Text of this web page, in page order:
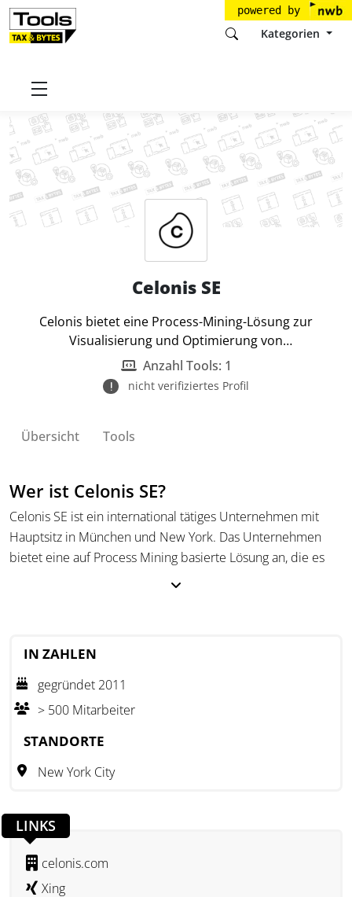
powered by
Kategorien
Startseite
Celonis SE
Celonis bietet eine Process-Mining-Lösung zur
Visualisierung und Optimierung von
Geschäftsprozessen.
Anzahl Tools: 1
nicht verifiziertes Profil
Übersicht Tools
Wer ist Celonis SE?
Celonis SE ist ein international tätiges Unternehmen mit
Hauptsitz in München und New York. Das Unternehmen
bietet eine auf Process Mining basierte Lösung an, die es
IN ZAHLEN
gegründet 2011
> 500 Mitarbeiter
STANDORTE
New York City
LINKS
celonis.com
Xing